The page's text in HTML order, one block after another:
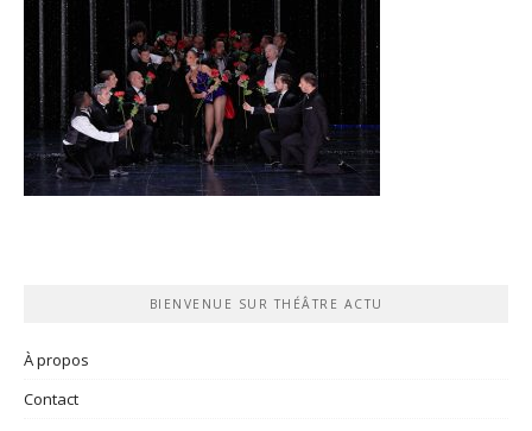
BIENVENUE SUR THÉÂTRE ACTU
À propos
Contact